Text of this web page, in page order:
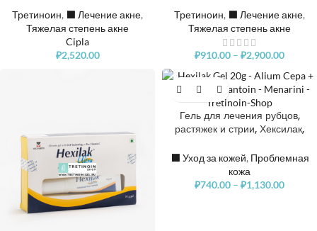
Третиноин, ⬛️ Лечение акне,
Тяжелая степень акне
Cipla
₽2,520.00
Третиноин, ⬛️ Лечение акне,
Тяжелая степень акне
₽910.00 – ₽2,900.00
Гель для лечения рубцов,
растяжек и стрии, Хексилак,
⬛️ Уход за кожей, Проблемная
кожа
₽740.00 – ₽1,130.00